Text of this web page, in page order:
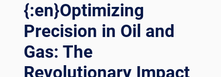
EDGE
POSITIONERS
{:en}Optimizing
Precision in Oil and
Gas: The